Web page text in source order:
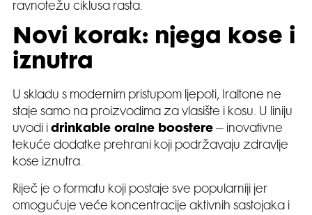
ravnotežu ciklusa rasta.
Novi korak: njega kose i
iznutra
U skladu s modernim pristupom ljepoti, Iraltone ne
staje samo na proizvodima za vlasište i kosu. U liniju
uvodi i drinkable oralne boostere – inovativne
tekuće dodatke prehrani koji podržavaju zdravlje
kose iznutra.
Riječ je o formatu koji postaje sve popularniji jer
omogućuje veće koncentracije aktivnih sastojaka i